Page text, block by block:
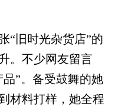
旧时光杂货店”的
。不少网友留言
”。备受鼓舞的她
材料打样，她全程